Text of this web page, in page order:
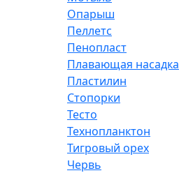
Опарыш
Пеллетс
Пенопласт
Плавающая насадка
Пластилин
Стопорки
Тесто
Технопланктон
Тигровый орех
Червь